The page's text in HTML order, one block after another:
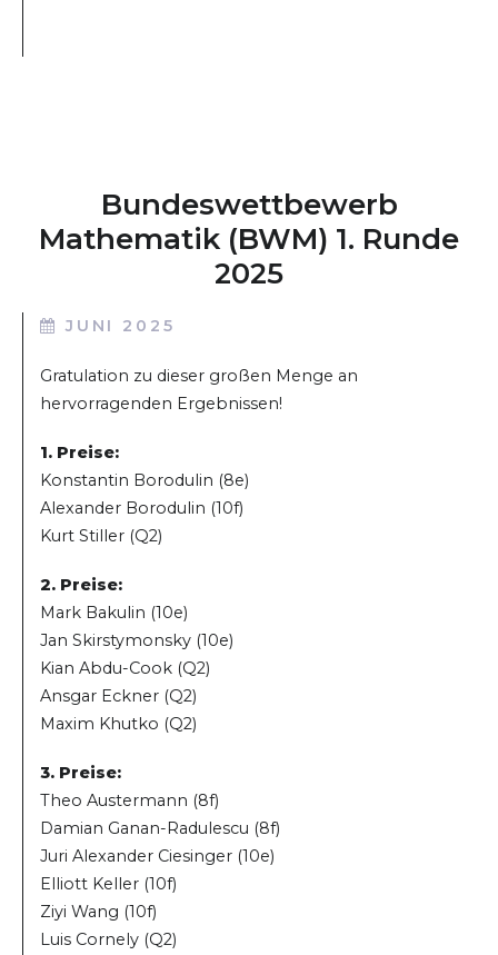
Bundeswettbewerb
Mathematik (BWM) 1. Runde
2025
JUNI 2025
Gratulation zu dieser großen Menge an
hervorragenden Ergebnissen!
1. Preise:
Konstantin Borodulin (8e)
Alexander Borodulin (10f)
Kurt Stiller (Q2)
2. Preise:
Mark Bakulin (10e)
Jan Skirstymonsky (10e)
Kian Abdu-Cook (Q2)
Ansgar Eckner (Q2)
Maxim Khutko (Q2)
3. Preise:
Theo Austermann (8f)
Damian Ganan-Radulescu (8f)
Juri Alexander Ciesinger (10e)
Elliott Keller (10f)
Ziyi Wang (10f)
Luis Cornely (Q2)